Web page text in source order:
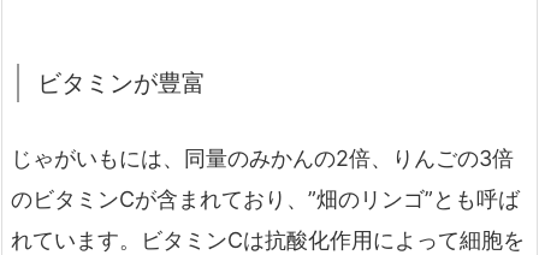
ビタミンが豊富
じゃがいもには、同量のみかんの2倍、りんごの3倍
のビタミンCが含まれており、”畑のリンゴ”とも呼ば
れています。ビタミンCは抗酸化作用によって細胞を